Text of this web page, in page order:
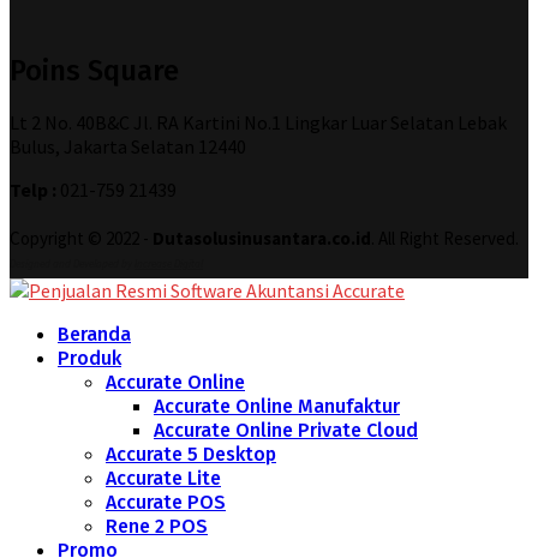
Beranda
Produk
Accurate Online
Accurate Online Manufaktur
Accurate Online Private Cloud
Accurate 5 Desktop
Accurate Lite
Accurate POS
Rene 2 POS
Promo